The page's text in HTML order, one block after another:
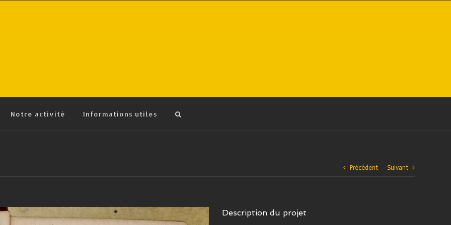
Notre activité Informations utiles
Précédent Suivant
Description du projet